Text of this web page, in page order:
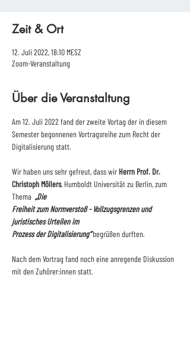
Zeit & Ort
12. Juli 2022, 18:10 MESZ
Zoom-Veranstaltung
Über die Veranstaltung
Am 12. Juli 2022 fand der zweite Vortag der in diesem
Semester begonnenen Vortragsreihe zum Recht der
Digitalisierung statt.
Wir haben uns sehr gefreut, dass wir Herrn Prof. Dr.
Christoph Möllers, Humboldt Universität zu Berlin, zum
Thema „Die
Freiheit zum Normverstoß - Vollzugsgrenzen und
juristisches Urteilen im
Prozess der Digitalisierung“ begrüßen durften.
Nach dem Vortrag fand noch eine anregende Diskussion
mit den Zuhörer:innen statt.